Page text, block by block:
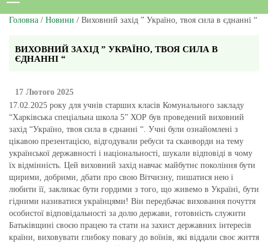
Головна / Новини / Виховний захід ” Україно, твоя сила в єднанні “
ВИХОВНИЙ ЗАХІД ” УКРАЇНО, ТВОЯ СИЛА В
ЄДНАННІ “
17 Лютого 2025
17.02.2025 року для учнів старших класів Комунального закладу
“Харківська спеціальна школа 5” ХОР був проведений виховний
захід “Україно, твоя сила в єднанні “. Учні були ознайомлені з
цікавою презентацією, відгодували ребуси та сканворди на тему
української державності і національності, шукали відповіді в чому
їх відмінність. Цей виховний захід навчає майбутнє покоління бути
щирими, добрими, дбати про свою Вітчизну, пишатися нею і
любити її, закликає бути гордими з того, що живемо в Україні, бути
гідними називатися українцями! Він передбачає виховання почуття
особистої відповідальності за долю держави, готовність служити
Батьківщині своєю працею та стати на захист державних інтересів
країни, виховувати глибоку повагу до воїнів, які віддали своє життя